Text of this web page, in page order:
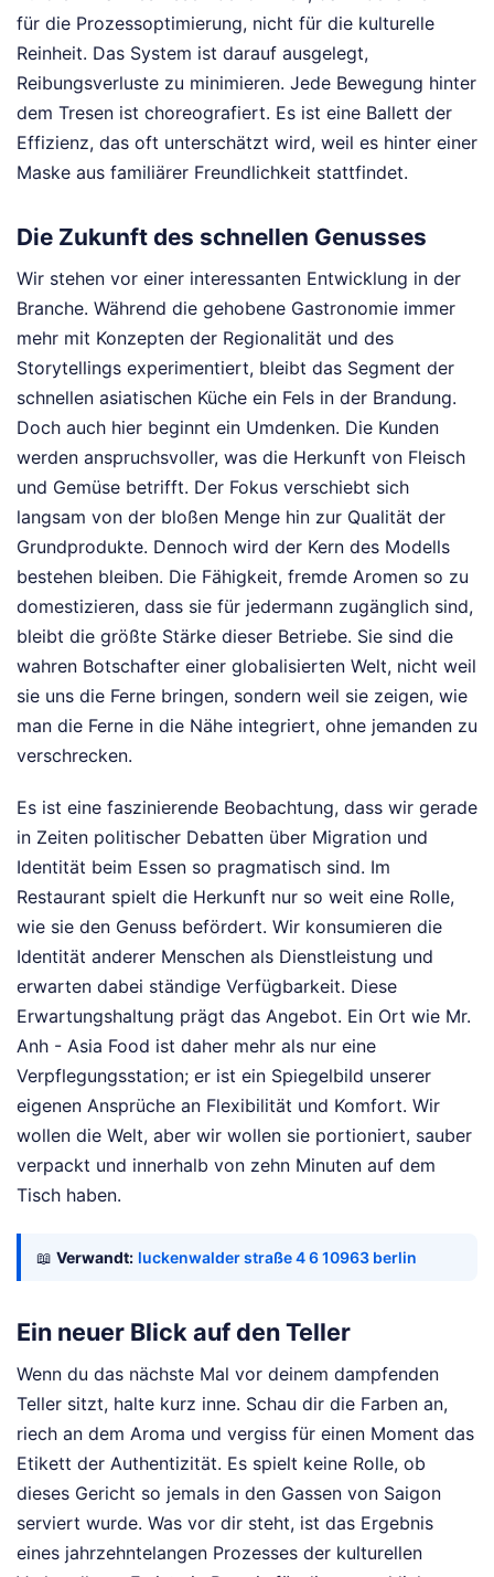
für die Prozessoptimierung, nicht für die kulturelle
Reinheit. Das System ist darauf ausgelegt,
Reibungsverluste zu minimieren. Jede Bewegung hinter
dem Tresen ist choreografiert. Es ist eine Ballett der
Effizienz, das oft unterschätzt wird, weil es hinter einer
Maske aus familiärer Freundlichkeit stattfindet.
Die Zukunft des schnellen Genusses
Wir stehen vor einer interessanten Entwicklung in der
Branche. Während die gehobene Gastronomie immer
mehr mit Konzepten der Regionalität und des
Storytellings experimentiert, bleibt das Segment der
schnellen asiatischen Küche ein Fels in der Brandung.
Doch auch hier beginnt ein Umdenken. Die Kunden
werden anspruchsvoller, was die Herkunft von Fleisch
und Gemüse betrifft. Der Fokus verschiebt sich
langsam von der bloßen Menge hin zur Qualität der
Grundprodukte. Dennoch wird der Kern des Modells
bestehen bleiben. Die Fähigkeit, fremde Aromen so zu
domestizieren, dass sie für jedermann zugänglich sind,
bleibt die größte Stärke dieser Betriebe. Sie sind die
wahren Botschafter einer globalisierten Welt, nicht weil
sie uns die Ferne bringen, sondern weil sie zeigen, wie
man die Ferne in die Nähe integriert, ohne jemanden zu
verschrecken.
Es ist eine faszinierende Beobachtung, dass wir gerade
in Zeiten politischer Debatten über Migration und
Identität beim Essen so pragmatisch sind. Im
Restaurant spielt die Herkunft nur so weit eine Rolle,
wie sie den Genuss befördert. Wir konsumieren die
Identität anderer Menschen als Dienstleistung und
erwarten dabei ständige Verfügbarkeit. Diese
Erwartungshaltung prägt das Angebot. Ein Ort wie Mr.
Anh - Asia Food ist daher mehr als nur eine
Verpflegungsstation; er ist ein Spiegelbild unserer
eigenen Ansprüche an Flexibilität und Komfort. Wir
wollen die Welt, aber wir wollen sie portioniert, sauber
verpackt und innerhalb von zehn Minuten auf dem
Tisch haben.
📖 Verwandt: luckenwalder straße 4 6 10963 berlin
Ein neuer Blick auf den Teller
Wenn du das nächste Mal vor deinem dampfenden
Teller sitzt, halte kurz inne. Schau dir die Farben an,
riech an dem Aroma und vergiss für einen Moment das
Etikett der Authentizität. Es spielt keine Rolle, ob
dieses Gericht so jemals in den Gassen von Saigon
serviert wurde. Was vor dir steht, ist das Ergebnis
eines jahrzehntelangen Prozesses der kulturellen